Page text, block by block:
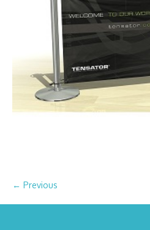
← Previous